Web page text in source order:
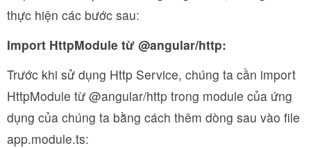
thực hiện các bước sau:
Import HttpModule từ @angular/http:
Trước khi sử dụng Http Service, chúng ta cần import
HttpModule từ @angular/http trong module của ứng
dụng của chúng ta bằng cách thêm dòng sau vào file
app.module.ts: